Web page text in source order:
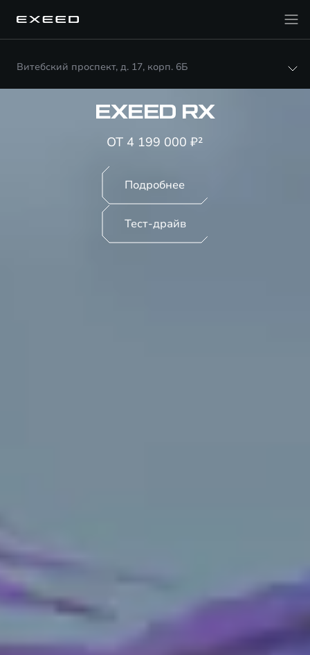
Витебский проспект, д. 17, корп. 6Б
EXEED RX
ОТ 4 199 000 ₽²
Подробнее
Тест-драйв